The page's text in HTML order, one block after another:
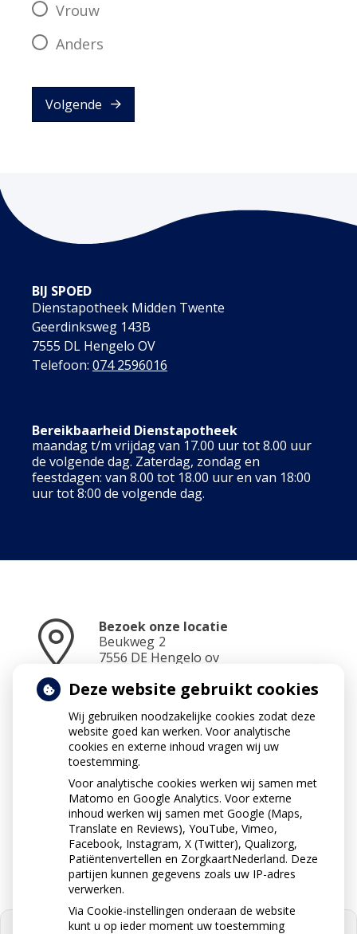
Vrouw
Anders
Volgende
BIJ SPOED
Dienstapotheek Midden Twente
Geerdinksweg 143B
7555 DL Hengelo OV
Telefoon: 074 2596016
Bereikbaarheid Dienstapotheek
maandag t/m vrijdag van 17.00 uur tot 8.00 uur
de volgende dag. Zaterdag, zondag en
feestdagen: van 8.00 tot 18.00 uur en van 18:00
uur tot 8:00 de volgende dag.
Bezoek onze locatie
Beukweg 2
7556 DE Hengelo ov
Neem contact op
074 2912424
Stuur ons een e-mail
apotheek@apotheekdutmer.nl
Deze website gebruikt cookies
Wij gebruiken noodzakelijke cookies zodat deze
website goed kan werken. Voor analytische
cookies en externe inhoud vragen wij uw
toestemming.
Voor analytische cookies werken wij samen met
Matomo en Google Analytics. Voor externe
inhoud werken wij samen met Google (Maps,
Translate en Reviews), YouTube, Vimeo,
Facebook, Instagram, X (Twitter), Qualizorg,
Patiëntenvertellen en ZorgkaartNederland. Deze
partijen kunnen gegevens zoals uw IP-adres
verwerken.
Via Cookie-instellingen onderaan de website
kunt u op ieder moment uw toestemming